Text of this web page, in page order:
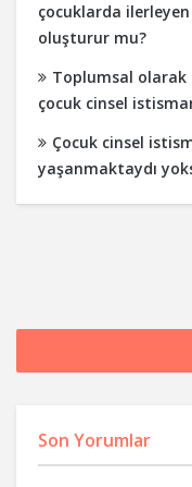
çocuklarda ilerleyen
oluşturur mu?
Toplumsal
çocuk cinsel
Çocuk cinsel
yaşanmaktaydı
Son Yorumlar